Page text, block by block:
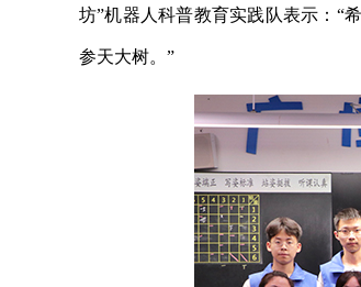
坊”机器人科普教育实践队表示：“
参天大树。”